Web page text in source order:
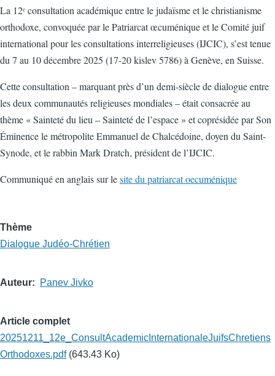
La 12ᵉ consultation académique entre le judaïsme et le christianisme
orthodoxe, convoquée par le Patriarcat œcuménique et le Comité juif
international pour les consultations interreligieuses (IJCIC), s’est tenue
du 7 au 10 décembre 2025 (17-20 kislev 5786) à Genève, en Suisse.
Cette consultation – marquant près d’un demi-siècle de dialogue entre
les deux communautés religieuses mondiales – était consacrée au
thème « Sainteté du lieu – Sainteté de l’espace » et coprésidée par Son
Éminence le métropolite Emmanuel de Chalcédoine, doyen du Saint-
Synode, et le rabbin Mark Dratch, président de l’IJCIC.
Communiqué en anglais sur lesite du patriarcat oecuménique
Thème
Dialogue Judéo-Chrétien
Auteur Panev Jivko
Article complet
20251211_12e_ConsultAcademicInternationaleJuifsChretiens
Orthodoxes.pdf (643.43 Ko)